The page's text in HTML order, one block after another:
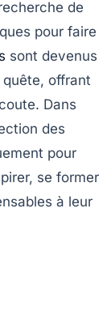
de
pour faire
sont devenus
offrant
Dans
des
pour
se former
à leur